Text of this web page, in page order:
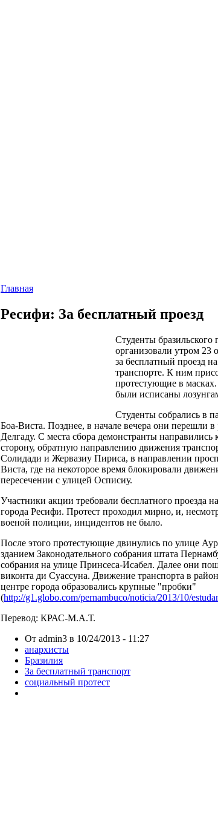
Главная
Ресифи: За бесплатный проезд
Студенты бразильского
организовали утром 23
за бесплатный проезд
транспорте. К ним
протестующие в масках.
были исписаны
Студенты собрались в
Боа-Виста. Позднее, в начале вечера они перешли
Делгаду. С места сбора демонстранты
сторону, обратную направлению движения
Солидади и Жервазиу Пириса, в направлении
Виста, где на некоторое время блокировали
пересечении с улицей Осписиу.
Участники акции требовали бесплатного проезда
города Ресифи. Протест проходил мирно, и,
военой полиции, инцидентов не было.
После этого протестующие двинулись по улице
зданием Законодательного собрания штата
собрания на улице Принсеса-Исабел. Далее они
виконта ди Суассуна. Движение транспорта в
центре города образовались крупные "пробки"
(http://g1.globo.com/pernambuco/noticia/2013/10/
Перевод: КРАС-М.А.Т.
От admin3 в 10/24/2013 - 11:27
анархисты
Бразилия
За бесплатный транспорт
социальный протест